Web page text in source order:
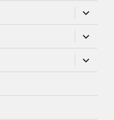
підменю
підменю
підменю